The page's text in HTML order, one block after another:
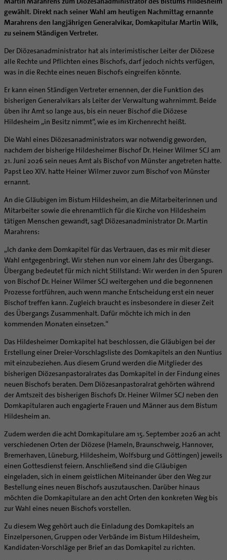
Katholisch heiraten
Hirtenwort: Ehe & Familie
Wissenswertes zur Hochzeit
Ideen für die Hochzeitsfeier
Lebensende
Patientenverfügung
Wo ist der richtige Platz zum Sterben?
Hospiz-Seelsorge
Spiritualität
Kontemplation
Lebens- und Glaubensorte
Spirituelle Teambegleitung
Unterstützungsangebote für Seelsorgende
Seelsorgefelder
Frauen
City- und Passanten
Arbeitnehmer
Altenheim | Senioren
Menschen mit Behinderung
Muttersprachen
Internet- und Telefon
Künstler
Glaubenswege
Kategoriale und Diakonale Seelsorge
Notfall
Polizei- und Feuerwehr
Schule
Gefängnisseelsorge
Segensorte
Begleitung und Vernetzung
Gemeindereferent:in
Pastorale:r Mitarbeiter:in
Pastoralreferent:in
Priester
Religionslehrer:in
Soziale Berufe in der Caritas
Männerorden
Geistliche Gemeinschaften
Ritterorden
Ordo virginum
Bischöfliche Stiftung Gemeinsam für das Leben
Schulpastoral
Hochschulpastoral
Religionsunterricht
Service
Stellenanzeigen
Bistumsarchiv
Projekte
Bestände
Buchreihen
Gemeindeservice
Digitaler Lesesaal
Verein für Geschichte und Kunst im Bistum Hildesheim
Dombibliothek Hildesheim
Bundeskonferenz der kirchlichen Archive in Deutschland
Katholische Akademie des Bistums Hildesheim
Stärkung der Demokratie | Einsatz gegen Diskriminierung
LÜCHTENHOF
Familienbildungsstätten
Katholische Erwachsenenbildung
Forschungsinstitut für Philosophie Hannover
Weltkirche
Bolivienpartnerschaft
Projektförderung
Internationale Freiwilligendienste
Aus dem Bistum in die Welt
missio-Regionalstelle
Bolivienpartnerschaft
Bolivienkommission
Café Bolivia
Beratung Direktpartnerschaften
Ökologische Fonds
Politische Lobbyarbeit
Partnerschaftsvereinbarung
Bolivienpartnerschaft Bistum Trier
Bolivienreise mit Bischof Heiner
Bolivientag 2026
Internationale Freiwilligendienste
Aktuelles
Rückkehrenden-Engagement (ehemalige Freiwillige)
Incoming
Taizé-Fahrt Herbst 2026
Katholische Büros
Schöpfungsgerecht 2035
Biologische Vielfalt
Engagiert in der Gesellschaft
Energetisches Sanieren
Fördermittel finden
Mobilität
Ökotheologie
Schöpfungsspiritualität
Umweltbildung
Zukunftsräume
Aktuelles
Angebote
Abenteuer Glaube
Unterstützung für Pfarreien und Einrichtungen
Fortbildungen
Stellenangebote
Liturgie und Kirchenmusik
Lokale Kirchenentwicklung
#diegruenegemeinde
Netzwerk ChancenGleich
Büchereien
Medienstelle
Newsletter
Personalentwicklung
Unterstützungsangebot für Seelsorgende
Supervision
Aufbrüche in der Kirche
Ehrenamtliche
KirchenZeitung online
Verwaltungsbeauftragte / Verwaltungsleitungen in
Pfarrgemeinden
Materialien
Aktuelles
Arbeitshilfen
Bistumsatlas
Beruf und Familie
KODA
Direktorium
Institutionelles Schutzkonzept
Kirchlicher Anzeiger
Kirchliches Arbeitsrecht
Schematismus
gewählt. Direkt nach seiner Wahl am heutigen Nachmittag ernannte
Marahrens den langjährigen Generalvikar, Domkapitular Martin Wilk,
zu seinem Ständigen Vertreter.
Der Diözesanadministrator hat als interimistischer Leiter der Diözese
alle Rechte und Pflichten eines Bischofs, darf jedoch nichts verfügen,
was in die Rechte eines neuen Bischofs eingreifen könnte.
Er kann einen Ständigen Vertreter ernennen, der die Funktion des
bisherigen Generalvikars als Leiter der Verwaltung wahrnimmt. Beide
üben ihr Amt so lange aus, bis ein neuer Bischof die Diözese
Hildesheim „in Besitz nimmt“, wie es im Kirchenrecht heißt.
Die Wahl eines Diözesanadministrators war notwendig geworden,
nachdem der bisherige Hildesheimer Bischof Dr. Heiner Wilmer SCJ am
21. Juni 2026 sein neues Amt als Bischof von Münster angetreten hatte.
Papst Leo XIV. hatte Heiner Wilmer zuvor zum Bischof von Münster
ernannt.
An die Gläubigen im Bistum Hildesheim, an die Mitarbeiterinnen und
Mitarbeiter sowie die ehrenamtlich für die Kirche von Hildesheim
tätigen Menschen gewandt, sagt Diözesanadministrator Dr. Martin
Marahrens:
„Ich danke dem Domkapitel für das Vertrauen, das es mir mit dieser
Wahl entgegenbringt. Wir stehen nun vor einem Jahr des Übergangs.
Übergang bedeutet für mich nicht Stillstand: Wir werden in den Spuren
von Bischof Dr. Heiner Wilmer SCJ weitergehen und die begonnenen
Prozesse fortführen, auch wenn manche Entscheidung erst ein neuer
Bischof treffen kann. Zugleich braucht es insbesondere in dieser Zeit
des Übergangs Zusammenhalt. Dafür möchte ich mich in den
kommenden Monaten einsetzen.“
Das Hildesheimer Domkapitel hat beschlossen, die Gläubigen bei der
Erstellung einer Dreier-Vorschlagsliste des Domkapitels an den Nuntius
mit einzubeziehen. Aus diesem Grund werden die Mitglieder des
bisherigen Diözesanpastoralrates das Domkapitel in der Findung eines
neuen Bischofs beraten. Dem Diözesanpastoralrat gehörten während
der Amtszeit des bisherigen Bischofs Dr. Heiner Wilmer SCJ neben den
Domkapitularen auch engagierte Frauen und Männer aus dem Bistum
Hildesheim an.
Zudem werden die acht Domkapitulare am 15. September 2026 an acht
verschiedenen Orten der Diözese (Hameln, Braunschweig, Hannover,
Bremerhaven, Lüneburg, Hildesheim, Wolfsburg und Göttingen) jeweils
einen Gottesdienst feiern. Anschließend sind die Gläubigen
eingeladen, sich in einem geistlichen Miteinander über den Weg zur
Bestellung eines neuen Bischofs auszutauschen. Darüber hinaus
möchten die Domkapitulare an den acht Orten den konkreten Weg bis
zur Wahl eines neuen Bischofs vorstellen.
Zu diesem Weg gehört auch die Einladung des Domkapitels an
Einzelpersonen, Gruppen oder Verbände im Bistum Hildesheim,
Kandidaten-Vorschläge per Brief an das Domkapitel zu richten.